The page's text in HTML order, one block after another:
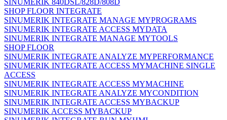
SINUMERIK 840DSL/828D/808D
SHOP FLOOR INTEGRATE
SINUMERIK INTEGRATE MANAGE MYPROGRAMS
SINUMERIK INTEGRATE ACCESS MYDATA
SINUMERIK INTEGRATE MANAGE MYTOOLS
SHOP FLOOR
SINUMERIK INTEGRATE ANALYZE MYPERFORMANCE
SINUMERIK INTEGRATE ACCESS MYMACHINE SINGLE
ACCESS
SINUMERIK INTEGRATE ACCESS MYMACHINE
SINUMERIK INTEGRATE ANALYZE MYCONDITION
SINUMERIK INTEGRATE ACCESS MYBACKUP
SINUMERIK ACCESS MYBACKUP